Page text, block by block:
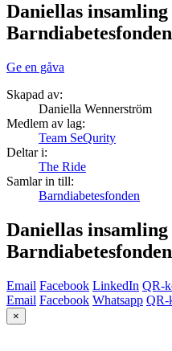
Daniellas
Barndiabetesfonden
Ge en gåva
Skapad av:
Daniella Wennerström
Medlem av lag:
Team SeQurity
Deltar i:
The Ride
Samlar in till:
Barndiabetesfonden
Daniellas
Barndiabetesfonden
Email Facebook LinkedIn QR-
Email Facebook Whatsapp QR-
×